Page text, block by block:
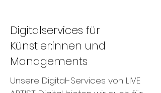
Digitalservices für
Künstler:innen und
Managements
Unsere Digital-Services von LIVE